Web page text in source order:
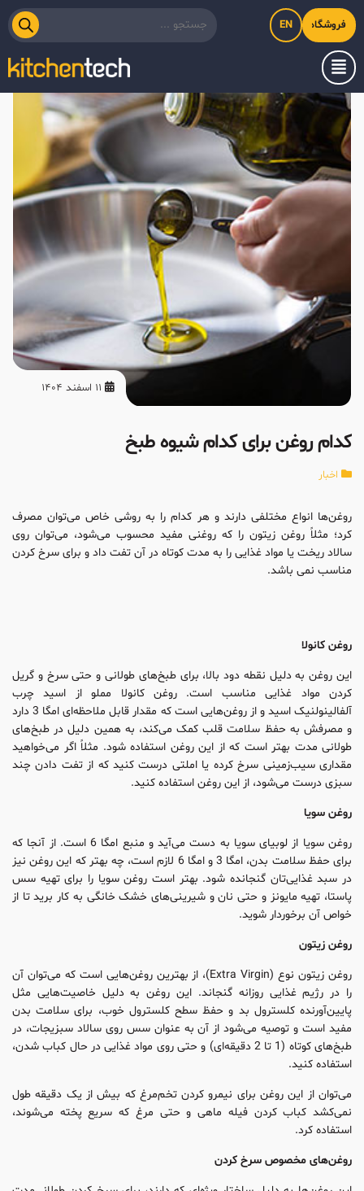
فروشگاه اینترنتی کیت‌لاین
EN
کدام روغن برای کدام شیوه طبخ
اخبار
روغن‌ها انواع مختلفی دارند و هر کدام را به روشی خاص می‌توان مصرف
کرد؛ مثلاً روغن زیتون را که روغنی مفید محسوب می‌شود، می‌توان روی
سالاد ریخت یا مواد غذایی را به مدت کوتاه در آن تفت داد و برای سرخ کردن
مناسب نمی باشد.
روغن کانولا
این روغن به دلیل نقطه دود بالا، برای طبخ‌های طولانی و حتی سرخ و گریل
کردن مواد غذایی مناسب است. روغن کانولا مملو از اسید چرب
آلفالینولنیک اسید و از روغن‌هایی است که مقدار قابل ‌ملاحظه‌ای امگا 3 دارد
و مصرفش به حفظ سلامت قلب کمک می‌کند، به همین دلیل در طبخ‌های
طولانی مدت بهتر است که از این روغن استفاده شود. مثلاً اگر می‌خواهید
مقداری سیب‌زمینی سرخ کرده یا املتی درست کنید که از تفت دادن چند
سبزی درست می‌شود، از این روغن استفاده کنید.
روغن سویا
روغن سویا از لوبیای سویا به دست می‌آید و منبع امگا 6 است. از آنجا که
برای حفظ سلامت بدن، امگا 3 و امگا 6 لازم است، چه بهتر که این روغن نیز
در سبد غذایی‌تان گنجانده شود. بهتر است روغن سویا را برای تهیه سس
پاستا، تهیه مایونز و حتی نان و شیرینی‌های خشک خانگی به کار برید تا از
خواص آن برخوردار شوید.
روغن زیتون
روغن زیتون نوع (Extra Virgin)، از بهترین روغن‌هایی است که می‌توان آن
را در رژیم غذایی روزانه گنجاند. این روغن به دلیل خاصیت‌هایی مثل
پایین‌آورنده کلسترول بد و حفظ سطح کلسترول خوب، برای سلامت بدن
مفید است و توصیه می‌شود از آن به عنوان سس روی سالاد سبزیجات، در
طبخ‌های کوتاه (1 تا 2 دقیقه‌ای) و حتی روی مواد غذایی در حال کباب شدن،
استفاده کنید.
می‌توان از این روغن برای نیمرو کردن تخم‌مرغ که بیش از یک دقیقه طول
نمی‌کشد کباب کردن فیله ماهی و حتی مرغ که سریع پخته می‌شوند،
استفاده کرد.
روغن‌های مخصوص سرخ کردن